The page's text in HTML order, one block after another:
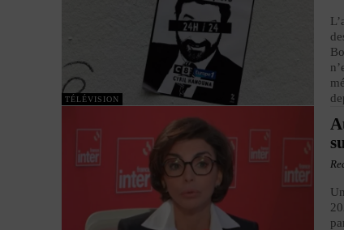
TÉLÉVISION